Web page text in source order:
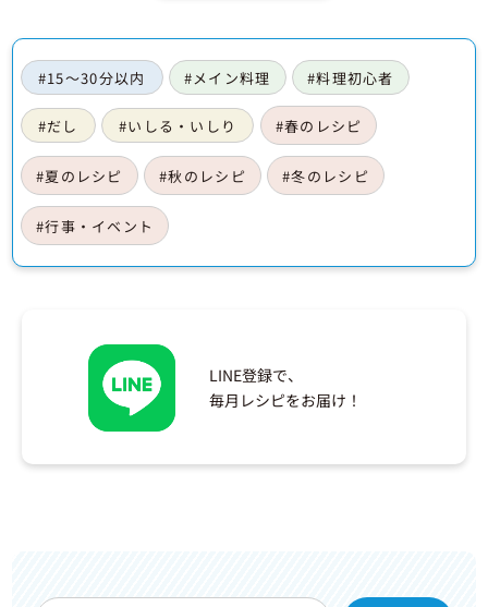
#15〜30分以内 #メイン料理 #料理初心者
#だし #いしる・いしり #春のレシピ
#夏のレシピ #秋のレシピ #冬のレシピ
#行事・イベント
LINE登録で、
毎月レシピをお届け！